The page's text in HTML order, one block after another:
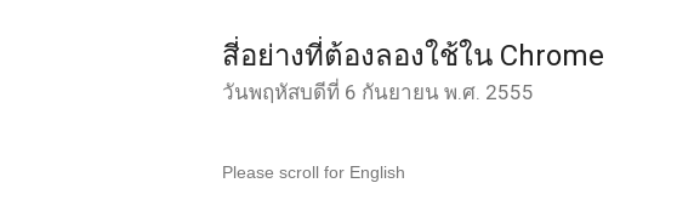
สี่อย่างที่ต้องลองใช้ใน Chrome
วันพฤหัสบดีที่ 6 กันยายน พ.ศ. 2555
Please scroll for English